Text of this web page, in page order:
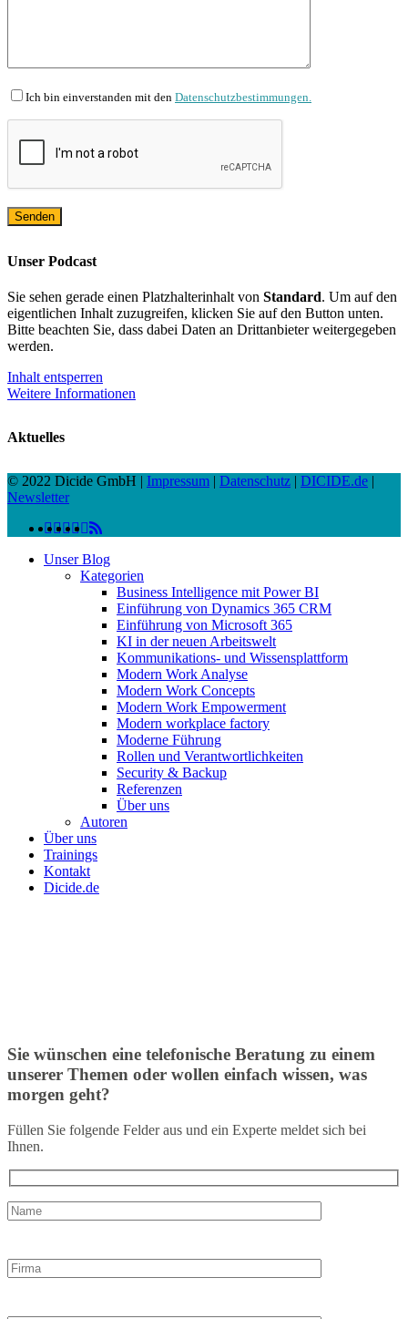
Ich bin einverstanden mit den Datenschutzbestimmungen.
Unser Podcast
Sie sehen gerade einen Platzhalterinhalt von Standard. Um auf den
eigentlichen Inhalt zuzugreifen, klicken Sie auf den Button unten.
Bitte beachten Sie, dass dabei Daten an Drittanbieter weitergegeben
werden.
Inhalt entsperren
Weitere Informationen
Aktuelles
© 2022 Dicide GmbH | Impressum | Datenschutz | DICIDE.de |
Newsletter
twitter
facebook
linkedinyoutube
RSS
instagram
spotify
vk
Close
Unser Blog
Kategorien
Business Intelligence mit Power BI
Einführung von Dynamics 365 CRM
Einführung von Microsoft 365
KI in der neuen Arbeitswelt
Kommunikations- und Wissensplattform
Modern Work Analyse
Modern Work Concepts
Modern Work Empowerment
Modern workplace factory
Moderne Führung
Rollen und Verantwortlichkeiten
Security & Backup
Referenzen
Über uns
Autoren
Über uns
Trainings
Kontakt
Dicide.de
Sie wünschen eine telefonische Beratung zu einem
unserer Themen oder wollen einfach wissen, was
morgen geht?
Füllen Sie folgende Felder aus und ein Experte meldet sich bei
Ihnen.